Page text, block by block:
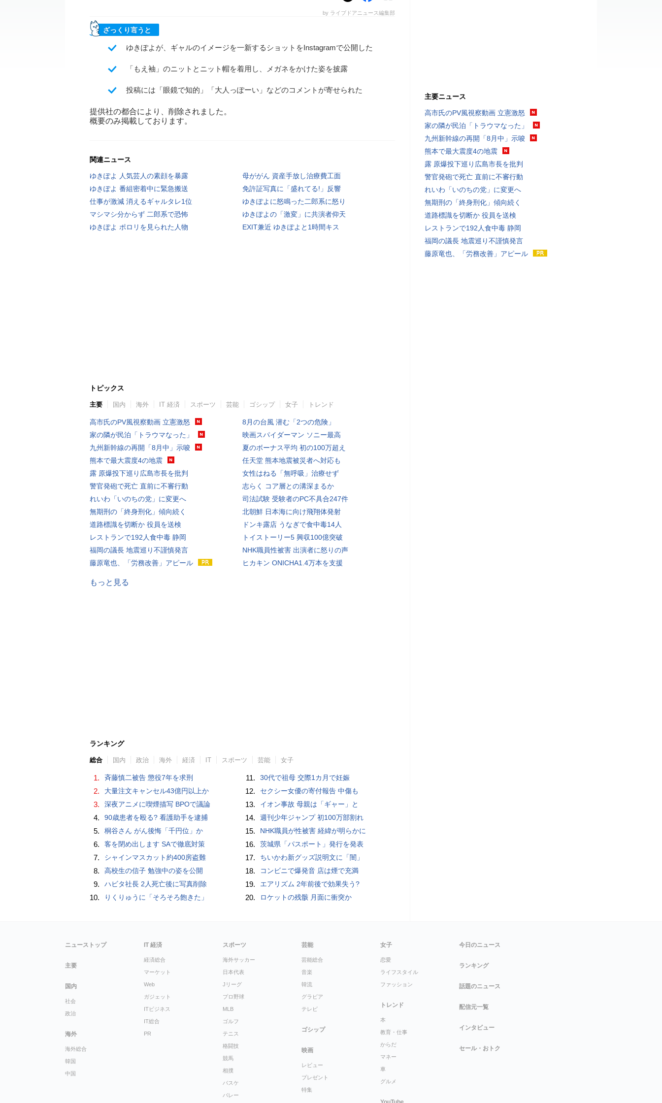
by ライブドアニュース編集部
ざっくり言うと
ゆきぽよが、ギャルのイメージを一新するショットをInstagramで公開した
「もえ袖」のニットとニット帽を着用し、メガネをかけた姿を披露
投稿には「眼鏡で知的」「大人っぽーい」などのコメントが寄せられた
提供社の都合により、削除されました。
概要のみ掲載しております。
関連ニュース
ゆきぽよ 人気芸人の素顔を暴露
母ががん 資産手放し治療費工面
ゆきぽよ 番組密着中に緊急搬送
免許証写真に「盛れてる!」反響
仕事が激減 消えるギャルタレ1位
ゆきぽよに怒鳴った二郎系に怒り
マシマシ分からず 二郎系で恐怖
ゆきぽよの「激変」に共演者仰天
ゆきぽよ ポロリを見られた人物
EXIT兼近 ゆきぽよと1時間キス
トピックス
主要 国内 海外 IT 経済 スポーツ 芸能 ゴシップ 女子 トレンド
高市氏のPV風視察動画 立憲激怒
家の隣が民泊「トラウマなった」
九州新幹線の再開「8月中」示唆
熊本で最大震度4の地震
露 原爆投下巡り広島市長を批判
警官発砲で死亡 直前に不審行動
れいわ「いのちの党」に変更へ
無期刑の「終身刑化」傾向続く
道路標識を切断か 役員を送検
レストランで192人食中毒 静岡
福岡の議長 地震巡り不謹慎発言
藤原竜也、「労務改善」アピール
8月の台風 潜む「2つの危険」
映画スパイダーマン ソニー最高
夏のボーナス平均 初の100万超え
任天堂 熊本地震被災者へ対応も
女性はねる「無呼吸」治療せず
志らく コア層との溝深まるか
司法試験 受験者のPC不具合247件
北朝鮮 日本海に向け飛翔体発射
ドンキ露店 うなぎで食中毒14人
トイストーリー5 興収100億突破
NHK職員性被害 出演者に怒りの声
ヒカキン ONICHA1.4万本を支援
もっと見る
ランキング
総合 国内 政治 海外 経済 IT スポーツ 芸能 女子
1. 斉藤慎二被告 懲役7年を求刑
2. 大量注文キャンセル43億円以上か
3. 深夜アニメに喫煙描写 BPOで議論
4. 90歳患者を殴る? 看護助手を逮捕
5. 桐谷さん がん後悔「千円位」か
6. 客を閉め出します SAで徹底対策
7. シャインマスカット約400房盗難
8. 高校生の信子 勉強中の姿を公開
9. ハビタ社長 2人死亡後に写真削除
10. りくりゅうに「そろそろ飽きた」
11. 30代で祖母 交際1カ月で妊娠
12. セクシー女優の寄付報告 中傷も
13. イオン事故 母親は「ギャー」と
14. 週刊少年ジャンプ 初100万部割れ
15. NHK職員が性被害 経緯が明らかに
16. 茨城県「パスポート」発行を発表
17. ちいかわ新グッズ説明文に「闇」
18. コンビニで爆発音 店は煙で充満
19. エアリズム 2年前後で効果失う?
20. ロケットの残骸 月面に衝突か
主要ニュース
高市氏のPV風視察動画 立憲激怒
家の隣が民泊「トラウマなった」
九州新幹線の再開「8月中」示唆
熊本で最大震度4の地震
露 原爆投下巡り広島市長を批判
警官発砲で死亡 直前に不審行動
れいわ「いのちの党」に変更へ
無期刑の「終身刑化」傾向続く
道路標識を切断か 役員を送検
レストランで192人食中毒 静岡
福岡の議長 地震巡り不謹慎発言
藤原竜也、「労務改善」アピール
ニューストップ
主要
国内
社会
政治
海外
海外総合
韓国
中国
IT 経済
経済総合
マーケット
Web
ガジェット
ITビジネス
IT総合
PR
スポーツ
海外サッカー
日本代表
Jリーグ
プロ野球
MLB
ゴルフ
テニス
格闘技
競馬
相撲
バスケ
バレー
芸能
芸能総合
音楽
韓流
グラビア
テレビ
ゴシップ
映画
レビュー
プレゼント
特集
女子
恋愛
ライフスタイル
ファッション
トレンド
本
教育・仕事
からだ
マネー
車
グルメ
今日のニュース
ランキング
話題のニュース
配信元一覧
インタビュー
セール・おトク